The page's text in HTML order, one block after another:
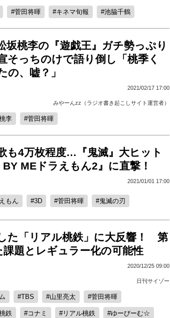
菅田将暉 キネマ旬報 池脇千鶴
坂桃李の『遊戯王』ガチ勢っぷり
そっちのけで語り倒し「桃季く
の、嘘？」
2021/02/17 17:00
みやーんzz（ラジオ書き起こしサイト運営者）
李 菅田将暉
も4万枚程度…『鬼滅』大ヒット
BY MEドラえもん2』に直撃！
2021/01/01 17:00
もん 3D 菅田将暉 鬼滅の刃
た「リアル桃鉄」に大反響！ 第
課題とレギュラー化の可能性
2020/12/25 09:00
日刊サイゾー
TBS 山里亮太 菅田将暉
鉄 コナミ リアル桃鉄 ゆーびーむ☆